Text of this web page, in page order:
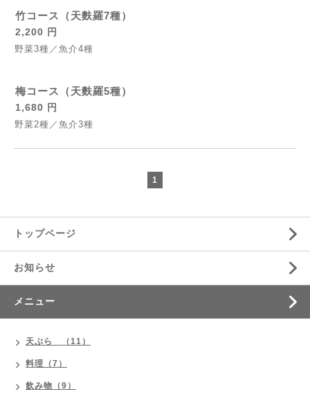
竹コース（天麩羅7種）
2,200 円
野菜3種／魚介4種
梅コース（天麩羅5種）
1,680 円
野菜2種／魚介3種
1
トップページ
お知らせ
メニュー
天ぷら （11）
料理（7）
飲み物（9）